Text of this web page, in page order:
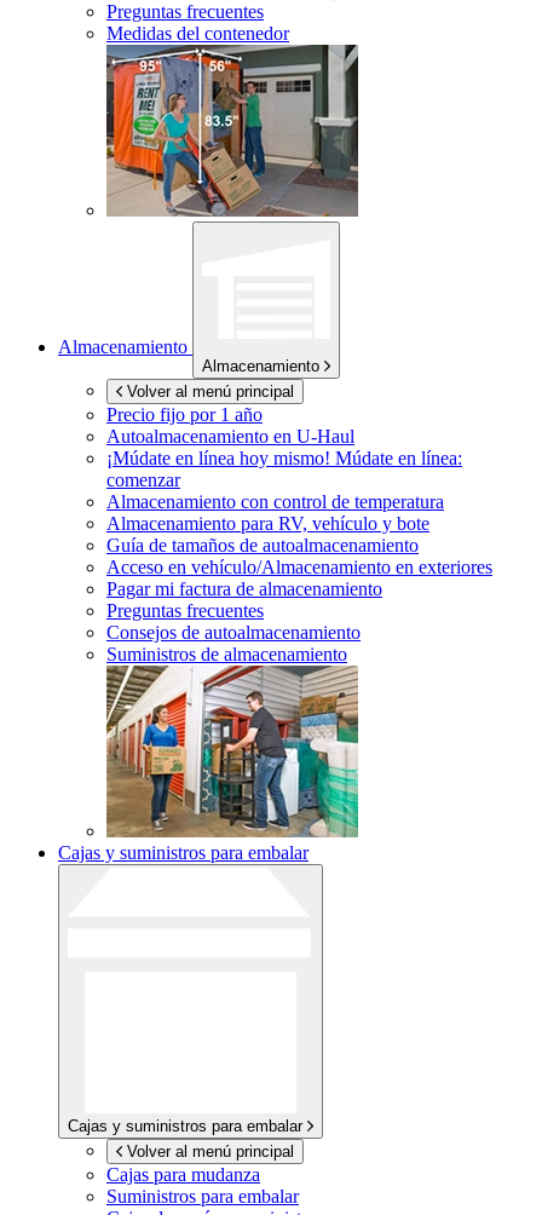
Preguntas frecuentes
Medidas del contenedor
Almacenamiento
Almacenamiento
Volver al menú principal
Precio fijo por 1 año
Autoalmacenamiento en U-Haul
¡Múdate en línea hoy mismo! Múdate en línea:
comenzar
Almacenamiento con control de temperatura
Almacenamiento para RV, vehículo y bote
Guía de tamaños de autoalmacenamiento
Acceso en vehículo/Almacenamiento en exteriores
Pagar mi factura de almacenamiento
Preguntas frecuentes
Consejos de autoalmacenamiento
Suministros de almacenamiento
Cajas y suministros para embalar
Cajas y suministros para embalar
Volver al menú principal
Cajas para mudanza
Suministros para embalar